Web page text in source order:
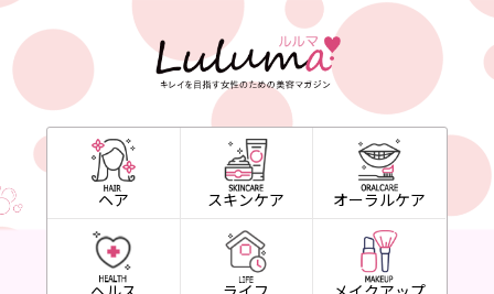
ヘア スキンケア オーラルケア